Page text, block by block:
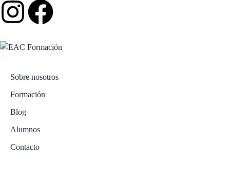
Sobre nosotros
Formación
Blog
Alumnos
Contacto